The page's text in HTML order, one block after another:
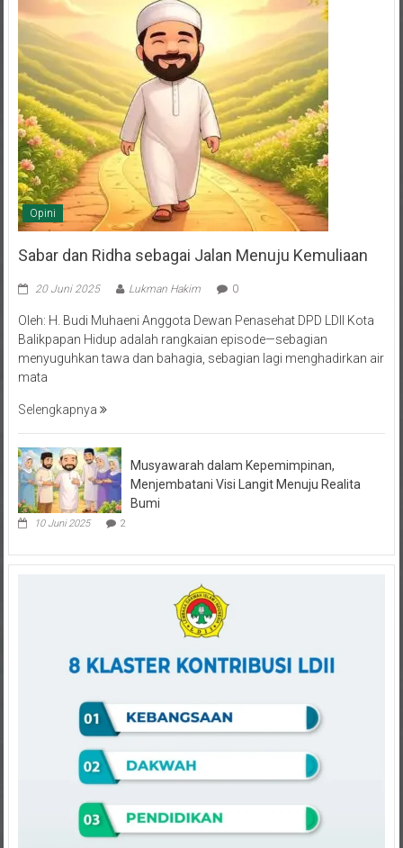
Opini
Sabar dan Ridha sebagai Jalan Menuju Kemuliaan
Balikpapan Hidup adalah rangkaian episode—sebagian
menyuguhkan tawa dan bahagia, sebagian lagi menghadirkan air
mata
Menjembatani Visi Langit Menuju Realita
Bumi
10 Juni 2025 2